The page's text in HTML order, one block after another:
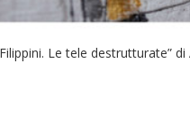
Le tele destrutturate” di